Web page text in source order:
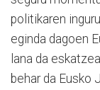
politikaren
eginda dagoen
lana da
behar da Eusko